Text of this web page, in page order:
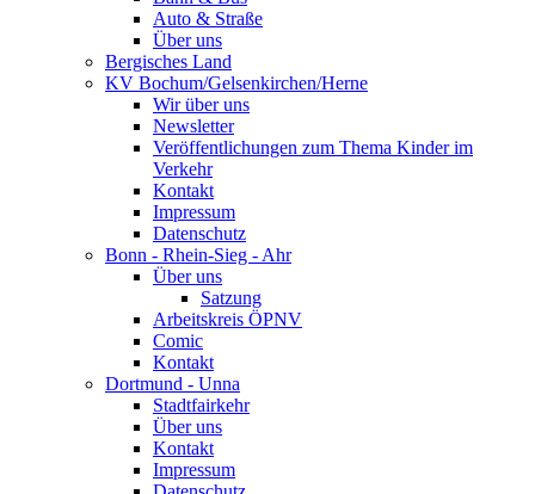
Auto & Straße
Über uns
Bergisches Land
KV Bochum/Gelsenkirchen/Herne
Wir über uns
Newsletter
Veröffentlichungen zum Thema Kinder im
Verkehr
Kontakt
Impressum
Datenschutz
Bonn - Rhein-Sieg - Ahr
Über uns
Satzung
Arbeitskreis ÖPNV
Comic
Kontakt
Dortmund - Unna
Stadtfairkehr
Über uns
Kontakt
Impressum